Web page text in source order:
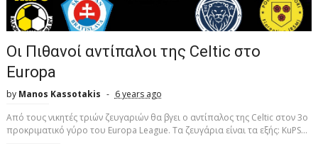
Oι Πιθανοί αντίπαλοι της Celtic στο
Europa
by Manos Kassotakis
6 years ago
Από τους νικητές τριών ζευγαριών θα βγει ο αντίπαλος της Celtic στον 3ο
προκριματικό γύρο του Europa League. Τα ζευγάρια είναι τα εξής: KuPS...